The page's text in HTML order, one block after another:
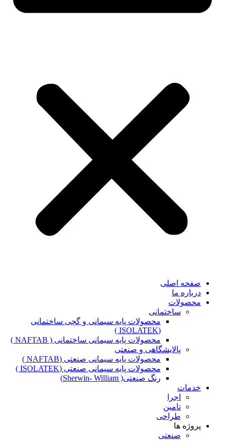
صفحه اصلی
درباره ما
محصولات
ساختمانی
محصولات پایه سیمانی و گچی ساختمانی
(ISOLATEK )
محصولات پایه سیمانی ساختمانی ( NAFTAB )
پالایشگاهی و صنعتی
محصولات پایه سیمانی صنعتی (NAFTAB )
محصولات پایه سیمانی صنعتی (ISOLATEK )
رنگ صنعتی( Sherwin- William)
خدمات
اجرا
تامین
طراحی
پروژه ها
صنعتی